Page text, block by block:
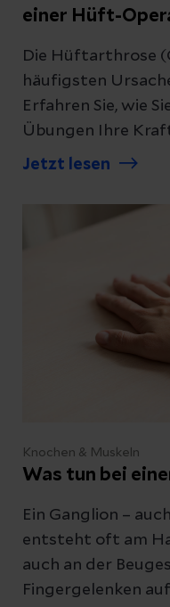
einer Hüft-
Die Hüftarthrose
häufigsten
Erfahren Sie, wie
Übungen Ihre
einer Operation
Jetzt lesen
Knochen & Muskeln
Was tun bei
Ein Ganglion –
entsteht oft am
auch an der
Fingergelenken